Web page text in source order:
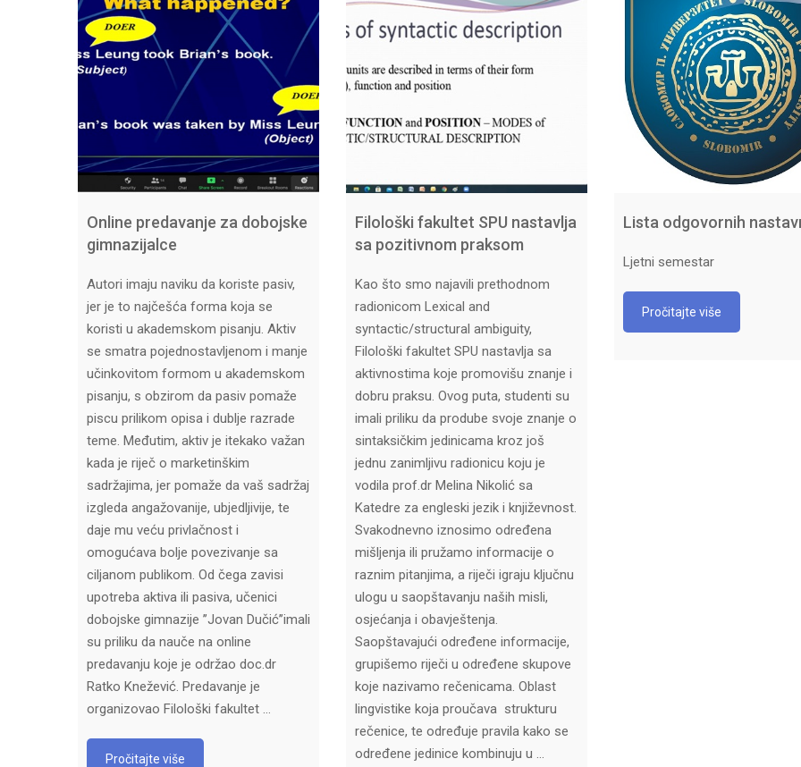
Online predavanje za dobojske
gimnazijalce
Autori imaju naviku da koriste pasiv,
jer je to najčešća forma koja se
koristi u akademskom pisanju. Aktiv
se smatra pojednostavljenom i manje
učinkovitom formom u akademskom
pisanju, s obzirom da pasiv pomaže
piscu prilikom opisa i dublje razrade
teme. Međutim, aktiv je itekako važan
kada je riječ o marketinškim
sadržajima, jer pomaže da vaš sadržaj
izgleda angažovanije, ubjedljivije, te
daje mu veću privlačnost i
omogućava bolje povezivanje sa
ciljanom publikom. Od čega zavisi
upotreba aktiva ili pasiva, učenici
dobojske gimnazije ’’Jovan Dučić’’imali
su priliku da nauče na online
predavanju koje je održao doc.dr
Ratko Knežević. Predavanje je
organizovao Filološki fakultet …
Pročitajte više
Filološki fakultet SPU nastavlja
sa pozitivnom praksom
Kao što smo najavili prethodnom
radionicom Lexical and
syntactic/structural ambiguity,
Filološki fakultet SPU nastavlja sa
aktivnostima koje promovišu znanje i
dobru praksu. Ovog puta, studenti su
imali priliku da prodube svoje znanje o
sintaksičkim jedinicama kroz još
jednu zanimljivu radionicu koju je
vodila prof.dr Melina Nikolić sa
Katedre za engleski jezik i književnost.
Svakodnevno iznosimo određena
mišljenja ili pružamo informacije o
raznim pitanjima, a riječi igraju ključnu
ulogu u saopštavanju naših misli,
osjećanja i obavještenja.
Saopštavajući određene informacije,
grupišemo riječi u određene skupove
koje nazivamo rečenicama. Oblast
lingvistike koja proučava strukturu
rečenice, te određuje pravila kako se
određene jedinice kombinuju u …
Lista odgovornih
Ljetni semestar
Pročitajte više